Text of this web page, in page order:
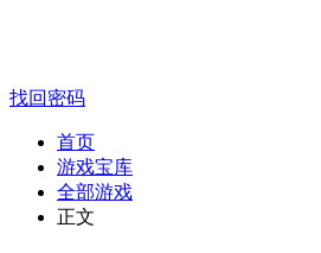
找回密码
首页
游戏宝库
全部游戏
正文